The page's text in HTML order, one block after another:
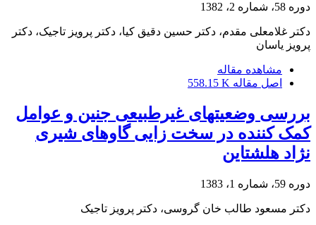
دوره 58، شماره 2، 1382
دکتر غلامعلی مقدم، دکتر حسین دقیق کیا، دکتر پرویز تاجیک، دکتر
پرویز یاسان
مشاهده مقاله
اصل مقاله 558.15 K
بررسی وضعیتهای غیرطبیعی جنین و عوامل
کمک کننده در سخت زایی گاوهای شیری
نژاد هلشتاین
دوره 59، شماره 1، 1383
دکتر مسعود طالب خان گروسی، دکتر پرویز تاجیک